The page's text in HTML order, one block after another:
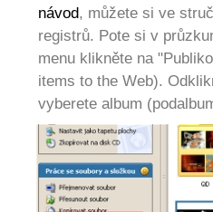
návod, můžete si ve
registrů. Pote si v
menu klikněte na
items to the Web).
vyberete album